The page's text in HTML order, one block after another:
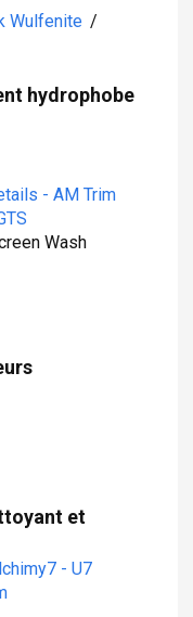
Wulfenite /
hydrophobe
- AM Trim
Wash
et
- U7